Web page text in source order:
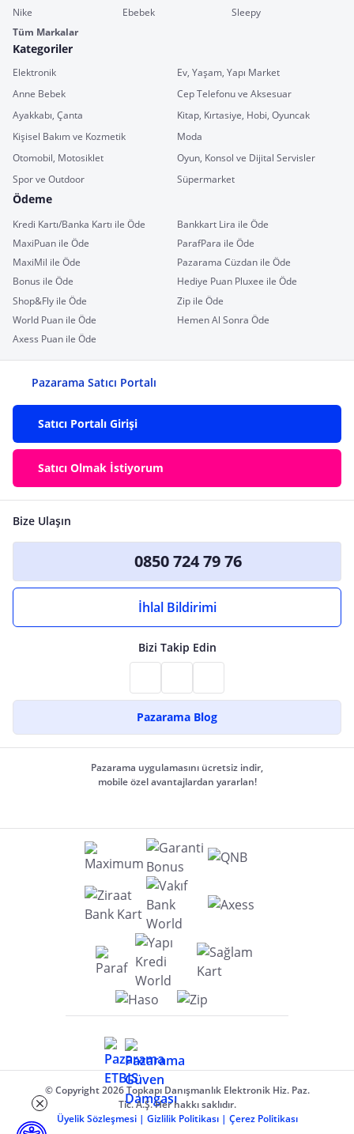
Nike
Ebebek
Sleepy
Tüm Markalar
Kategoriler
Elektronik
Ev, Yaşam, Yapı Market
Anne Bebek
Cep Telefonu ve Aksesuar
Ayakkabı, Çanta
Kitap, Kırtasiye, Hobi, Oyuncak
Kişisel Bakım ve Kozmetik
Moda
Otomobil, Motosiklet
Oyun, Konsol ve Dijital Servisler
Spor ve Outdoor
Süpermarket
Ödeme
Kredi Kartı/Banka Kartı ile Öde
Bankkart Lira ile Öde
MaxiPuan ile Öde
ParafPara ile Öde
MaxiMil ile Öde
Pazarama Cüzdan ile Öde
Bonus ile Öde
Hediye Puan Pluxee ile Öde
Shop&Fly ile Öde
Zip ile Öde
World Puan ile Öde
Hemen Al Sonra Öde
Axess Puan ile Öde
Pazarama Satıcı Portalı
Satıcı Portalı Girişi
Satıcı Olmak İstiyorum
Bize Ulaşın
0850 724 79 76
İhlal Bildirimi
Bizi Takip Edin
Pazarama Blog
Pazarama uygulamasını ücretsiz indir,
mobile özel avantajlardan yararlan!
© Copyright 2026 Topkapı Danışmanlık Elektronik Hiz. Paz.
Tic. A.Ş. Her hakkı saklıdır.
Üyelik Sözleşmesi | Gizlilik Politikası | Çerez Politikası